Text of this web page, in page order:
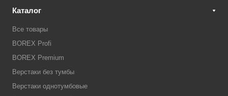
Каталог
Все товары
BOREX Profi
BOREX Premium
Верстаки без тумбы
Верстаки однотумбовые